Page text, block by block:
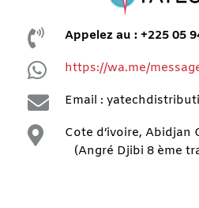
 Appelez au : +225 05
 https://wa.me/
 Email :

Cote d’ivoire, Abidjan
(Angré Djibi 8 ème